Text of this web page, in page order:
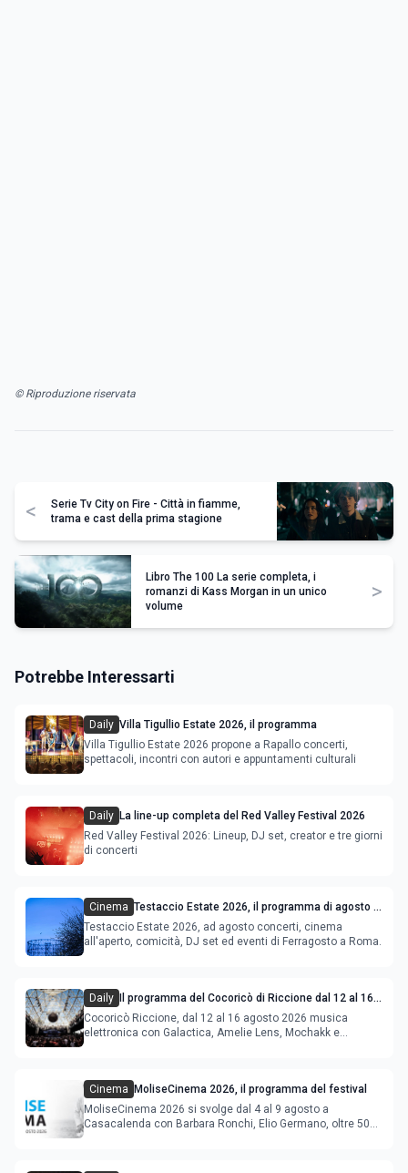
© Riproduzione riservata
<
Serie Tv City on Fire - Città in fiamme,
trama e cast della prima stagione
Libro The 100 La serie completa, i
romanzi di Kass Morgan in un unico
volume
>
Potrebbe Interessarti
Daily Villa Tigullio Estate 2026, il programma
Villa Tigullio Estate 2026 propone a Rapallo concerti,
spettacoli, incontri con autori e appuntamenti culturali
Daily La line-up completa del Red Valley Festival 2026
Red Valley Festival 2026: Lineup, DJ set, creator e tre giorni
di concerti
Cinema Testaccio Estate 2026, il programma di agosto e
Ferragosto
Testaccio Estate 2026, ad agosto concerti, cinema
all'aperto, comicità, DJ set ed eventi di Ferragosto a Roma.
Daily
Il programma del Cocoricò di Riccione dal 12 al 16
agosto 2026
Cocoricò Riccione, dal 12 al 16 agosto 2026 musica
elettronica con Galactica, Amelie Lens, Mochakk e
Cinema
MoliseCinema 2026, il programma del festival
MoliseCinema 2026 si svolge dal 4 al 9 agosto a
Casacalenda con Barbara Ronchi, Elio Germano, oltre 50